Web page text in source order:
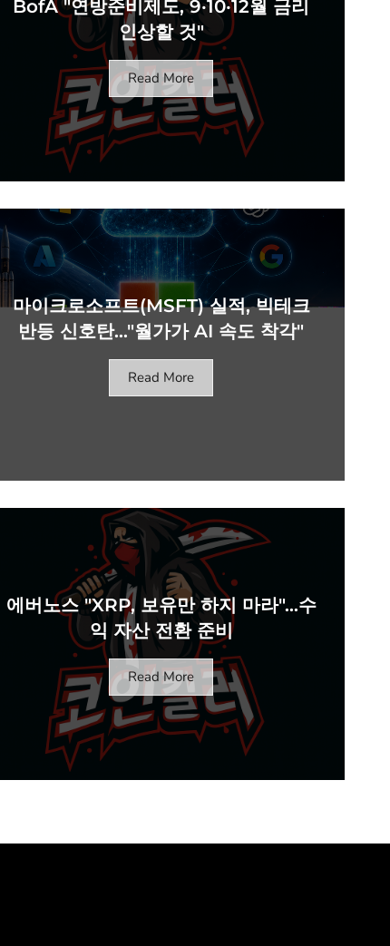
BofA "연방준비제도, 9·10·12월 금리
인상할 것"
Read More
마이크로소프트(MSFT) 실적, 빅테크
반등 신호탄…"월가가 AI 속도 착각"
Read More
에버노스 "XRP, 보유만 하지 마라"…수
익 자산 전환 준비
Read More